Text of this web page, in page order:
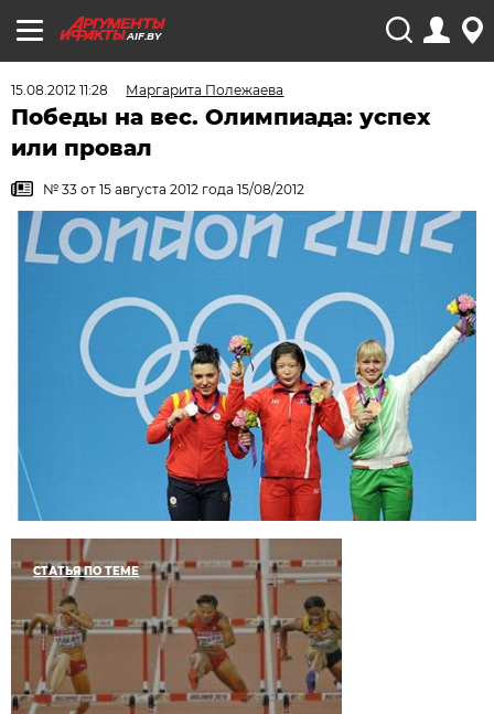
AIF.BY
15.08.2012 11:28 Маргарита Полежаева
Победы на вес. Олимпиада: успех
или провал
№ 33 от 15 августа 2012 года 15/08/2012
СТАТЬЯ ПО ТЕМЕ